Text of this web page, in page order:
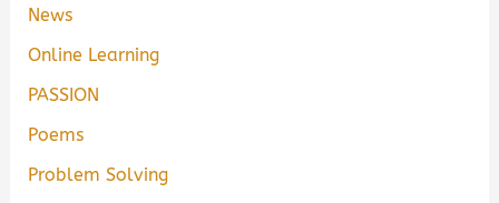
News
Online Learning
PASSION
Poems
Problem Solving